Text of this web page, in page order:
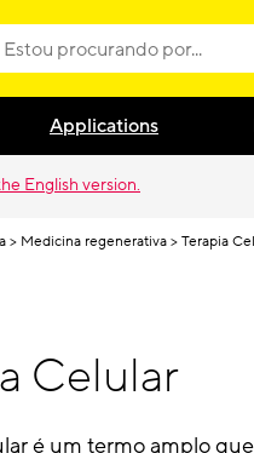
Applications
English version.
Medicina regenerativa Terapia
Celular
é um termo amplo